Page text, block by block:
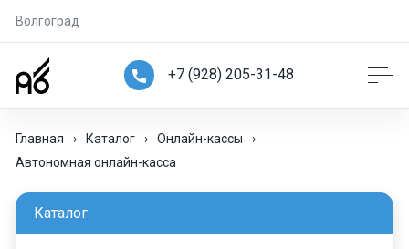
Волгоград
+7 (928) 205-31-48
Главная › Каталог › Онлайн-кассы
›
Автономная онлайн-касса
Каталог